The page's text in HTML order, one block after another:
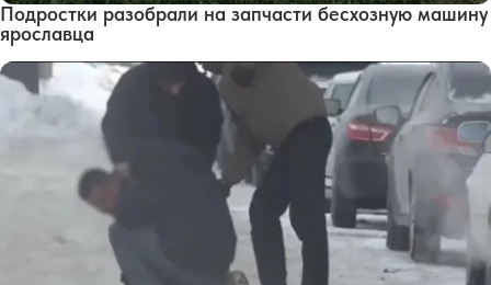
Подростки разобрали на запчасти бесхозную машину
ярославца